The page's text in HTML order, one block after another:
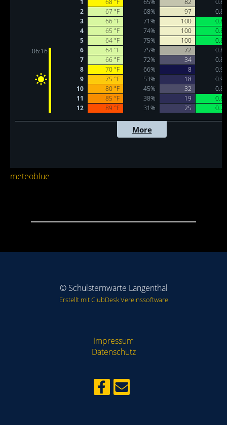
meteoblue
© Schulsternwarte Langenthal
Erstellt mit ClubDesk Vereinssoftware
Impressum
Datenschutz